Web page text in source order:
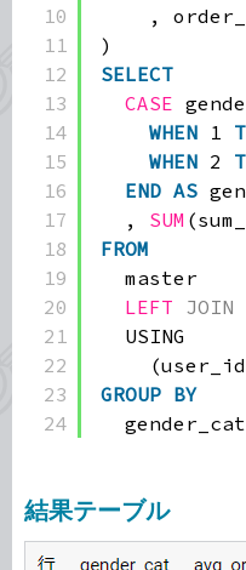
10
11
12
13
14
15
16
17
18
19
20
21
22
23
24
,
)
SELECT
CASE
WHEN 1
WHEN 2
END AS
, SUM
FROM
master
LEFT JOIN
USING
GROUP BY
gender_cat
結果テーブル